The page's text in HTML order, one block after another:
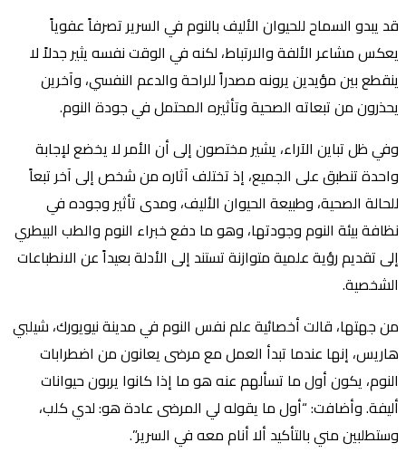
قد يبدو السماح للحيوان الأليف بالنوم في السرير تصرفاً عفوياً
يعكس مشاعر الألفة والارتباط، لكنه في الوقت نفسه يثير جدلاً لا
ينقطع بين مؤيدين يرونه مصدراً للراحة والدعم النفسي، وآخرين
يحذرون من تبعاته الصحية وتأثيره المحتمل في جودة النوم.
وفي ظل تباين الآراء، يشير مختصون إلى أن الأمر لا يخضع لإجابة
واحدة تنطبق على الجميع، إذ تختلف آثاره من شخص إلى آخر تبعاً
للحالة الصحية، وطبيعة الحيوان الأليف، ومدى تأثير وجوده في
نظافة بيئة النوم وجودتها، وهو ما دفع خبراء النوم والطب البيطري
إلى تقديم رؤية علمية متوازنة تستند إلى الأدلة بعيداً عن الانطباعات
الشخصية.
من جهتها، قالت أخصائية علم نفس النوم في مدينة نيويورك، شيلبي
هاريس، إنها عندما تبدأ العمل مع مرضى يعانون من اضطرابات
النوم، يكون أول ما تسألهم عنه هو ما إذا كانوا يربون حيوانات
أليفة. وأضافت: “أول ما يقوله لي المرضى عادة هو: لدي كلب،
وستطلبين مني بالتأكيد ألا أنام معه في السرير”.